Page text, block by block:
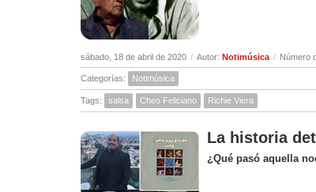
sábado, 18 de abril de 2020 / Autor: Notimúsica / Número
Categorías: Notimúsica
Tags: salsa Cheo Feliciano Richie Viera
La historia
¿Qué pasó aquella